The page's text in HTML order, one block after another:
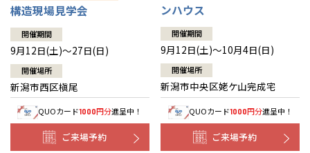
構造現場見学会
開催期間
9月12日(土)～27日(日)
開催場所
新潟市西区槇尾
QUOカード1000円分進呈中！
ご来場予約
ンハウス
開催期間
9月12日(土)～10月4日(日)
開催場所
新潟市中央区姥ケ山完成宅
QUOカード1000円分進呈中！
ご来場予約